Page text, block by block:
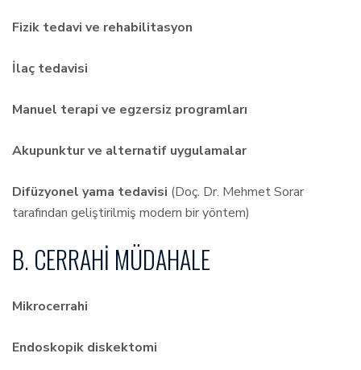
Fizik tedavi ve rehabilitasyon
İlaç tedavisi
Manuel terapi ve egzersiz programları
Akupunktur ve alternatif uygulamalar
Difüzyonel yama tedavisi (Doç. Dr. Mehmet Sorar
tarafından geliştirilmiş modern bir yöntem)
B. CERRAHI MÜDAHALE
Mikrocerrahi
Endoskopik diskektomi